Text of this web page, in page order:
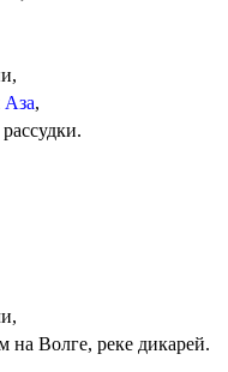
Аза,
на Волге, реке дикарей.